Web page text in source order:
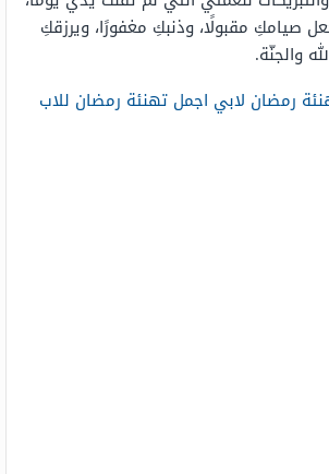
صيامكِ مقبولًا، وذنبكِ مغفورًا، ويرزقكِ
والجنّة.
رمضان لابي اجمل تهنئة رمضان للاب